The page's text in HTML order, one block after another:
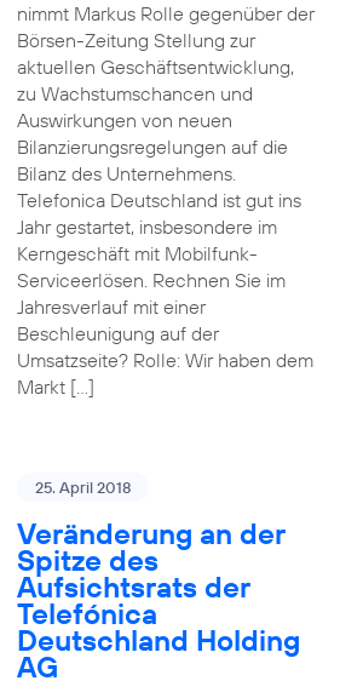
nimmt Markus Rolle gegenüber der
Börsen-Zeitung Stellung zur
aktuellen Geschäftsentwicklung,
zu Wachstumschancen und
Auswirkungen von neuen
Bilanzierungsregelungen auf die
Bilanz des Unternehmens.
Telefonica Deutschland ist gut ins
Jahr gestartet, insbesondere im
Kerngeschäft mit Mobilfunk-
Serviceerlösen. Rechnen Sie im
Jahresverlauf mit einer
Beschleunigung auf der
Umsatzseite? Rolle: Wir haben dem
Markt […]
25. April 2018
Veränderung an der
Spitze des
Aufsichtsrats der
Telefónica
Deutschland Holding
AG